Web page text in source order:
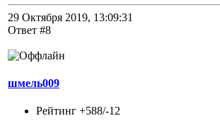
29 Октября 2019, 13:09:31
Ответ #8
шмель009
Рейтинг +588/-12